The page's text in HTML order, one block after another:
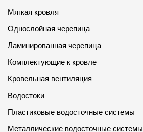
Республика Крым
Мягкая кровля
Однослойная черепица
Ламинированная черепица
Комплектующие к кровле
Кровельная вентиляция
Водостоки
Пластиковые водосточные системы
Металлические водосточные системы